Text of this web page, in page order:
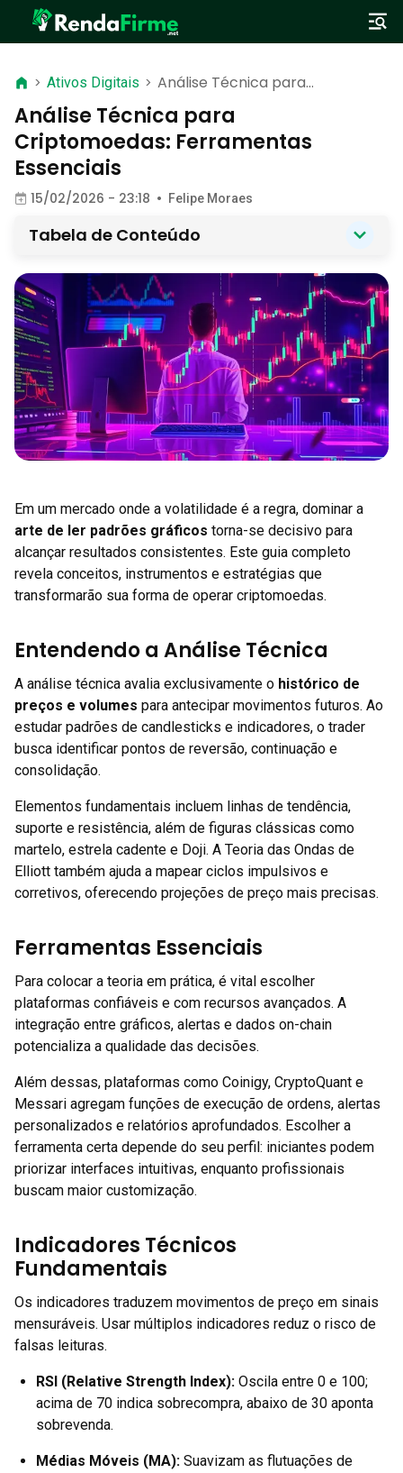
> Ativos Digitais > Análise Técnica para
Essenciais
Análise Técnica para
Criptomoedas: Ferramentas
Essenciais
15/02/2026 - 23:18 • Felipe Moraes
Tabela de Conteúdo
Em um mercado onde a volatilidade é a regra, dominar a
arte de ler padrões gráficos torna-se decisivo para
alcançar resultados consistentes. Este guia completo
revela conceitos, instrumentos e estratégias que
transformarão sua forma de operar criptomoedas.
Entendendo a Análise Técnica
A análise técnica avalia exclusivamente o histórico de
preços e volumes para antecipar movimentos futuros. Ao
estudar padrões de candlesticks e indicadores, o trader
busca identificar pontos de reversão, continuação e
consolidação.
Elementos fundamentais incluem linhas de tendência,
suporte e resistência, além de figuras clássicas como
martelo, estrela cadente e Doji. A Teoria das Ondas de
Elliott também ajuda a mapear ciclos impulsivos e
corretivos, oferecendo projeções de preço mais precisas.
Ferramentas Essenciais
Para colocar a teoria em prática, é vital escolher
plataformas confiáveis e com recursos avançados. A
integração entre gráficos, alertas e dados on-chain
potencializa a qualidade das decisões.
Além dessas, plataformas como Coinigy, CryptoQuant e
Messari agregam funções de execução de ordens, alertas
personalizados e relatórios aprofundados. Escolher a
ferramenta certa depende do seu perfil: iniciantes podem
priorizar interfaces intuitivas, enquanto profissionais
buscam maior customização.
Indicadores Técnicos
Fundamentais
Os indicadores traduzem movimentos de preço em sinais
mensuráveis. Usar múltiplos indicadores reduz o risco de
falsas leituras.
RSI (Relative Strength Index): Oscila entre 0 e 100;
acima de 70 indica sobrecompra, abaixo de 30 aponta
sobrevenda.
Médias Móveis (MA): Suavizam as flutuações de